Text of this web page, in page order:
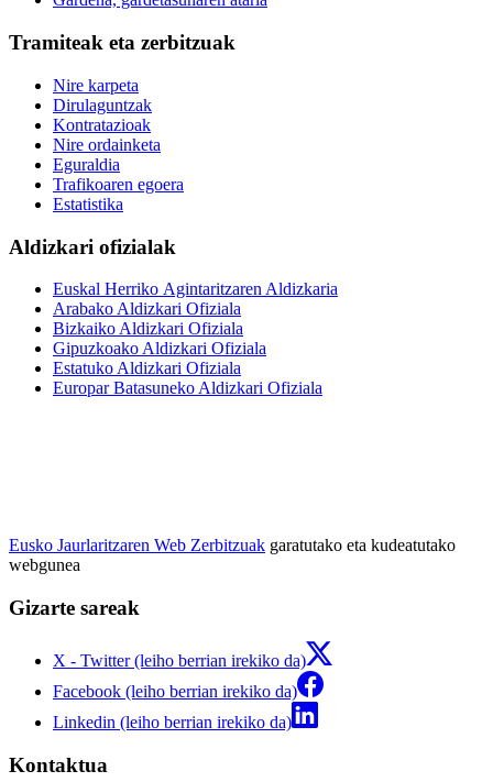
Tramiteak eta zerbitzuak
Nire karpeta
Dirulaguntzak
Kontratazioak
Nire ordainketa
Eguraldia
Trafikoaren egoera
Estatistika
Aldizkari ofizialak
Euskal Herriko Agintaritzaren Aldizkaria
Arabako Aldizkari Ofiziala
Bizkaiko Aldizkari Ofiziala
Gipuzkoako Aldizkari Ofiziala
Estatuko Aldizkari Ofiziala
Europar Batasuneko Aldizkari Ofiziala
Eusko Jaurlaritzaren Web Zerbitzuak garatutako eta kudeatutako
webgunea
Gizarte sareak
X - Twitter (leiho berrian irekiko da)
Facebook (leiho berrian irekiko da)
Linkedin (leiho berrian irekiko da)
Kontaktua